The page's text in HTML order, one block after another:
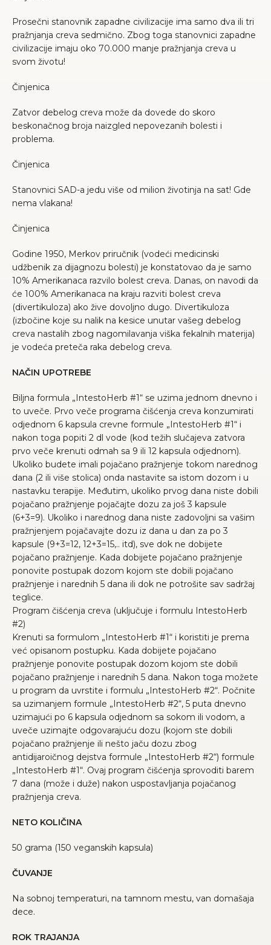
Prosečni stanovnik zapadne civilizacije ima samo dva ili tri
pražnjanja creva sedmično. Zbog toga stanovnici zapadne
civilizacije imaju oko 70.000 manje pražnjanja creva u
svom životu!
Činjenica
Zatvor debelog creva može da dovede do skoro
beskonačnog broja naizgled nepovezanih bolesti i
problema.
Činjenica
Stanovnici SAD-a jedu više od milion životinja na sat! Gde
nema vlakana!
Činjenica
Godine 1950, Merkov priručnik (vodeći medicinski
udžbenik za dijagnozu bolesti) je konstatovao da je samo
10% Amerikanaca razvilo bolest creva. Danas, on navodi da
će 100% Amerikanaca na kraju razviti bolest creva
(divertikuloza) ako žive dovoljno dugo. Divertikuloza
(izbočine koje su nalik na kesice unutar vašeg debelog
creva nastalih zbog nagomilavanja viška fekalnih materija)
je vodeća preteča raka debelog creva.
NAČIN UPOTREBE
Biljna formula „IntestoHerb #1“ se uzima jednom dnevno i
to uveče. Prvo veče programa čišćenja creva konzumirati
odjednom 6 kapsula crevne formule „IntestoHerb #1“ i
nakon toga popiti 2 dl vode (kod težih slučajeva zatvora
prvo veče krenuti odmah sa 9 ili 12 kapsula odjednom).
Ukoliko budete imali pojačano pražnjenje tokom narednog
dana (2 ili više stolica) onda nastavite sa istom dozom i u
nastavku terapije. Međutim, ukoliko prvog dana niste dobili
pojačano pražnjenje pojačajte dozu za još 3 kapsule
(6+3=9). Ukoliko i narednog dana niste zadovoljni sa vašim
pražnjenjem pojačavajte dozu iz dana u dan za po 3
kapsule (9+3=12, 12+3=15,.. itd), sve dok ne dobijete
pojačano pražnjenje. Kada dobijete pojačano pražnjenje
ponovite postupak dozom kojom ste dobili pojačano
pražnjenje i narednih 5 dana ili dok ne potrošite sav sadržaj
teglice.
Program čišćenja creva (uključuje i formulu IntestoHerb
#2)
Krenuti sa formulom „IntestoHerb #1“ i koristiti je prema
već opisanom postupku. Kada dobijete pojačano
pražnjenje ponovite postupak dozom kojom ste dobili
pojačano pražnjenje i narednih 5 dana. Nakon toga možete
u program da uvrstite i formulu „IntestoHerb #2“. Počnite
sa uzimanjem formule „IntestoHerb #2“, 5 puta dnevno
uzimajući po 6 kapsula odjednom sa sokom ili vodom, a
uveče uzimajte odgovarajuću dozu (kojom ste dobili
pojačano pražnjenje ili nešto jaču dozu zbog
antidijaroičnog dejstva formule „IntestoHerb #2“) formule
„IntestoHerb #1“. Ovaj program čišćenja sprovoditi barem
7 dana (može i duže) nakon uspostavljanja pojačanog
pražnjenja creva.
NETO KOLIČINA
50 grama (150 veganskih kapsula)
ČUVANJE
Na sobnoj temperaturi, na tamnom mestu, van domašaja
dece.
ROK TRAJANJA